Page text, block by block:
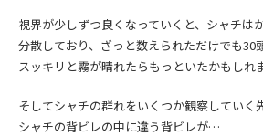
視界が少しずつ良くなっていくと、シャチは
分散しており、ざっと数えられただけでも30
スッキリと霧が晴れたらもっといたかもしれ
そしてシャチの群れをいくつか観察していく
シャチの背ビレの中に違う背ビレが…